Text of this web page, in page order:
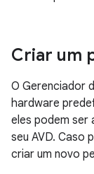
Criar um
O Gerenciador
hardware
eles podem ser
seu AVD. Caso
criar um novo